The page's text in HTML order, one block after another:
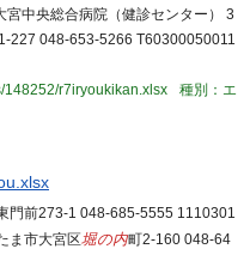
中央総合病院（健診センター） 3
227 048-653-5266 T60300050011
148252/r7iryoukikan.xlsx
種別：エ
門前273-1 048-685-5555 1110301
ま市大宮区堀の内町2-160 048-64